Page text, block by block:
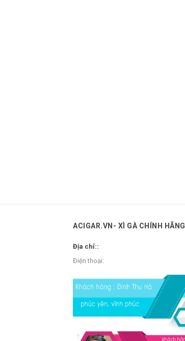
ACIGAR.VN- XÌ GÀ CHÍNH HÃNG
Địa chỉ::
Điện thoại: